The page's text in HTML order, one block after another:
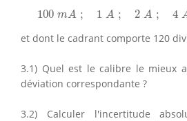
100 mA ; 1 A ; 2 A ; 4
100 m A 1A ;2 A A
et dont le cadrant comporte 120
3.1) Quel est le calibre le mieux
déviation correspondante ?
3.2) Calculer l'incertitude